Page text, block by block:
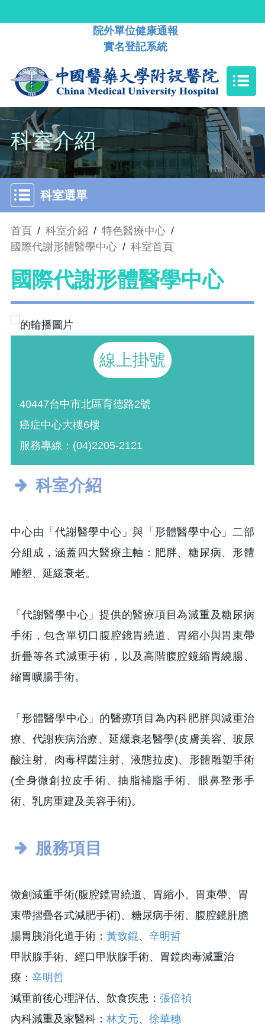
院外單位健康通報
實名登記系統
科室介紹
科室選單
首頁 / 科室介紹 / 特色醫療中心 /
國際代謝形體醫學中心 / 科室首頁
國際代謝形體醫學中心
線上掛號
40447台中市北區育德路2號
癌症中心大樓6樓
服務專線：(04)2205-2121
科室介紹
中心由「代謝醫學中心」與「形體醫學中心」二部
分組成，涵蓋四大醫療主軸：肥胖、糖尿病、形體
雕塑、延緩衰老。
「代謝醫學中心」提供的醫療項目為減重及糖尿病
手術，包含單切口腹腔鏡胃繞道、胃縮小與胃束帶
折疊等各式減重手術，以及高階腹腔鏡縮胃繞腸、
縮胃曠腸手術。
「形體醫學中心」的醫療項目為內科肥胖與減重治
療、代謝疾病治療、延緩衰老醫學(皮膚美容、玻尿
酸注射、肉毒桿菌注射、液態拉皮)、形體雕塑手術
(全身微創拉皮手術、抽脂補脂手術、眼鼻整形手
術、乳房重建及美容手術)。
服務項目
微創減重手術(腹腔鏡胃繞道、胃縮小、胃束帶、胃
束帶摺疊各式減肥手術)、糖尿病手術、腹腔鏡肝膽
腸胃胰消化道手術： 黃致錕、 辛明哲
甲狀腺手術、經口甲狀腺手術、胃鏡肉毒減重治
療： 辛明哲
減重前後心理評估、飲食疾患： 張倍禎
內科減重及家醫科： 林文元、 徐華穗